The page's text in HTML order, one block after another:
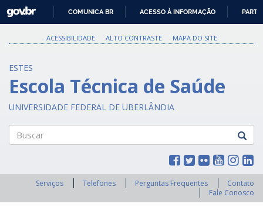
PARA
O
GOVBR
COMUNICA BR ACESSO À INFORMAÇÃO
ACESSIBILIDADE ALTO CONTRASTE MAPA DO SITE
ESTES
Escola Técnica de Saúde
UNIVERSIDADE FEDERAL DE UBERLÂNDIA
Serviços Telefones Perguntas Frequentes
Contato
Fale Conosco